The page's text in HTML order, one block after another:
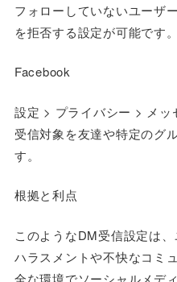
フォローしていないユーザ
を拒否する設定が可能です。
Facebook
設定 > プライバシー > メ
受信対象を友達や特定のグ
す。
根拠と利点
このようなDM受信設定は
ハラスメントや不快なコミ
全な環境でソーシャルメデ